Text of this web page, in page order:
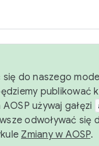
do naszego
publikować
używaj gałęzi
odwoływać się
Zmiany w AOSP.